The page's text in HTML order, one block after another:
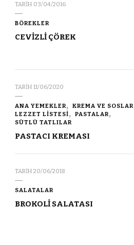
TARIH 03/04/2016
BÖREKLER
CEVİZLİ ÇÖREK
TARIH 11/06/2020
ANA YEMEKLER
KREMA VE SOSLAR
LEZZET LİSTESİ
PASTALAR
SÜTLÜ TATLILAR
PASTACI KREMASI
TARIH 20/06/2018
SALATALAR
BROKOLİ SALATASI